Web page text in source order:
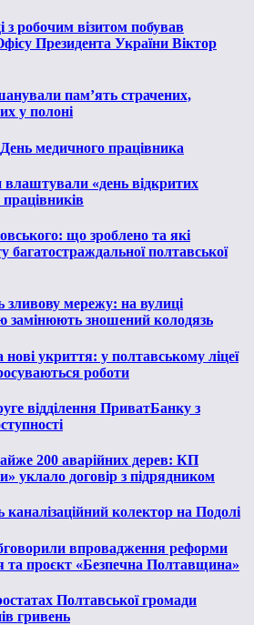
з робочим візитом побував
Президента України Віктор
пам’ять страчених,
у полоні
медичного працівника
влаштували «день відкритих
що зроблено та які
багатостраждальної полтавської
мережу: на вулиці
замінюють зношений колодязь
нові укриття: у полтавському ліцеї
роботи
відділення ПриватБанку з
200 аварійних дерев: КП
уклало договір з підрядником
колектор на Подолі
впровадження реформи
та проєкт «Безпечна Полтавщина»
Полтавської громади
гривень